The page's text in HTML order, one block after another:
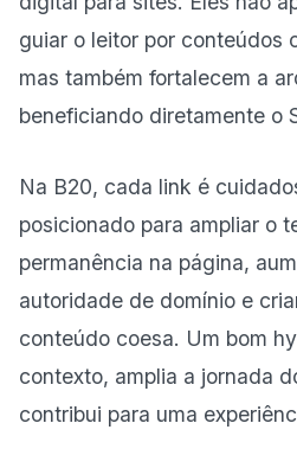
guiar o leitor por conteúdos
mas também fortalecem a
beneficiando diretamente o
Na B20, cada link é
posicionado para ampliar o
permanência na página,
autoridade de domínio e
conteúdo coesa. Um bom
contexto, amplia a jornada
contribui para uma